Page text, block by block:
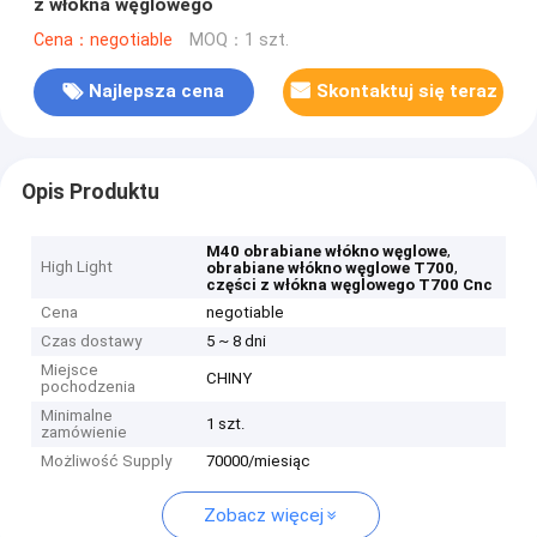
z włókna węglowego
Cena：negotiable MOQ：1 szt.
Najlepsza cena Skontaktuj się teraz
Opis Produktu
High Light
M40 obrabiane włókno węglowe,
obrabiane włókno węglowe T700,
części z włókna węglowego T700 Cnc
Cena
negotiable
Czas dostawy
5 ~ 8 dni
Miejsce
pochodzenia
CHINY
Minimalne
zamówienie
1 szt.
Możliwość Supply 70000/miesiąc
Zobacz więcej